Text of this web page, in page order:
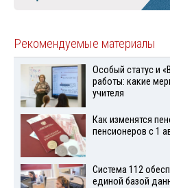
Рекомендуемые материалы
Особый статус и
работы: какие
учителя
Как изменятся
пенсионеров с 1
Система 112
единой базой